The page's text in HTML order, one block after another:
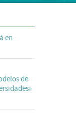
en
de